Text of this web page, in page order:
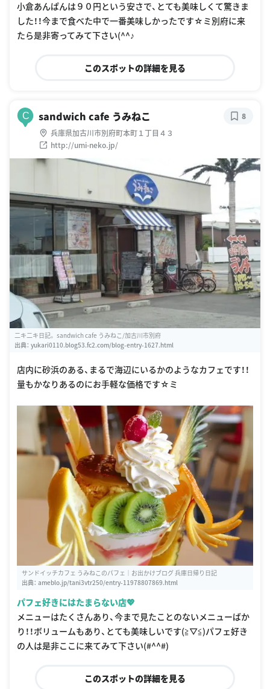
小倉あんぱんは９０円という安さで、とても美味しくて驚きま
した！！今まで食べた中で一番美味しかったです☆ミ別府に来
たら是非寄ってみて下さい(^^♪
このスポットの詳細を見る
C sandwich cafe うみねこ
兵庫県加古川市別府町本町１丁目４３
http://umi-neko.jp/
8
二キ二キ日記。 sandwich cafe うみねこ/加古川市別府
出典： yukari0110.blog53.fc2.com/blog-entry-1627.html
店内に砂浜のある、まるで海辺にいるかのようなカフェです！！
量もかなりあるのにお手軽な価格です☆ミ
サンドイッチカフェ うみねこのパフェ｜お出かけブログ 兵庫日帰り日記
出典： ameblo.jp/tani3vtr250/entry-11978807869.html
パフェ好きにはたまらない店💖
メニューはたくさんあり、今まで見たことのないメニューばか
り！！ボリュームもあり、とても美味しいです(≧▽≦)パフェ好き
の人は是非ここに来てみて下さい(#^^#)
このスポットの詳細を見る